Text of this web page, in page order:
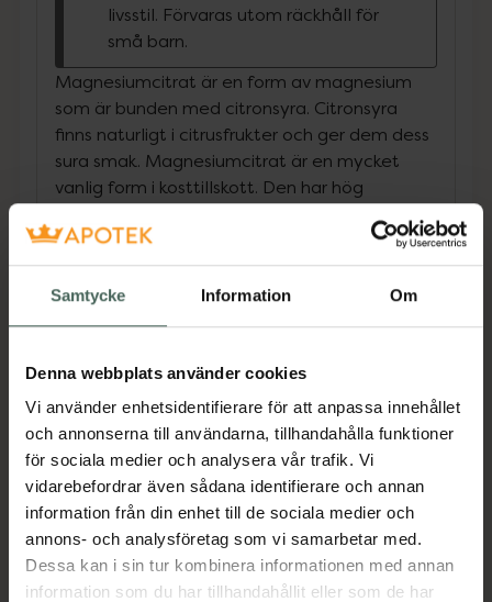
Samtycke Information Om
Denna webbplats använder cookies
Vi använder enhetsidentifierare för att anpassa innehållet
och annonserna till användarna, tillhandahålla funktioner
för sociala medier och analysera vår trafik. Vi
vidarebefordrar även sådana identifierare och annan
information från din enhet till de sociala medier och
annons- och analysföretag som vi samarbetar med.
Dessa kan i sin tur kombinera informationen med annan
information som du har tillhandahållit eller som de har
livsstil. Förvaras utom räckhåll för
små barn.
Magnesiumcitrat är en form av magnesium
som är bunden med citronsyra. Citronsyra
finns naturligt i citrusfrukter och ger dem dess
sura smak. Magnesiumcitrat är en mycket
vanlig form i kosttillskott. Den har hög
magnesiumbrist. För upptag av mineral krävs
ett tillräckligt lågt pH-värde i magen.
Eftersom magnesiumcitrat är surt till sin natur
som andra, mer basiska magnesiumformer.
Det är en anledning till att magnesiumcitrat
absorberas väl. Magnesiumcitrat är bra vid
förstoppning och problem med hög urinsyra
som kan ge värk eller gikt. NOW Magnesium
Citrate kommer i en softgelkapsel, fri från
gluten, laktos, ägg och soja. Den är keto-
vänlig, kosher, halal och icke-GMO.
Jämförpris 2,77 kr /st